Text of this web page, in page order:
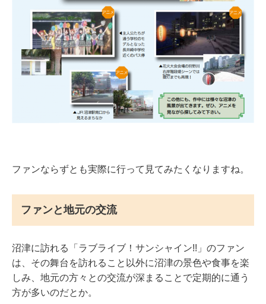
ファンならずとも実際に行って見てみたくなりますね。
ファンと地元の交流
沼津に訪れる「ラブライブ！サンシャイン!!」のファン
は、その舞台を訪れること以外に沼津の景色や食事を楽
しみ、地元の方々との交流が深まることで定期的に通う
方が多いのだとか。